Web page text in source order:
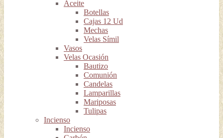
Aceite
Botellas
Cajas 12 Ud
Mechas
Velas Símil
Vasos
Velas Ocasión
Bautizo
Comunión
Candelas
Lamparillas
Mariposas
Tulipas
Incienso
Incienso